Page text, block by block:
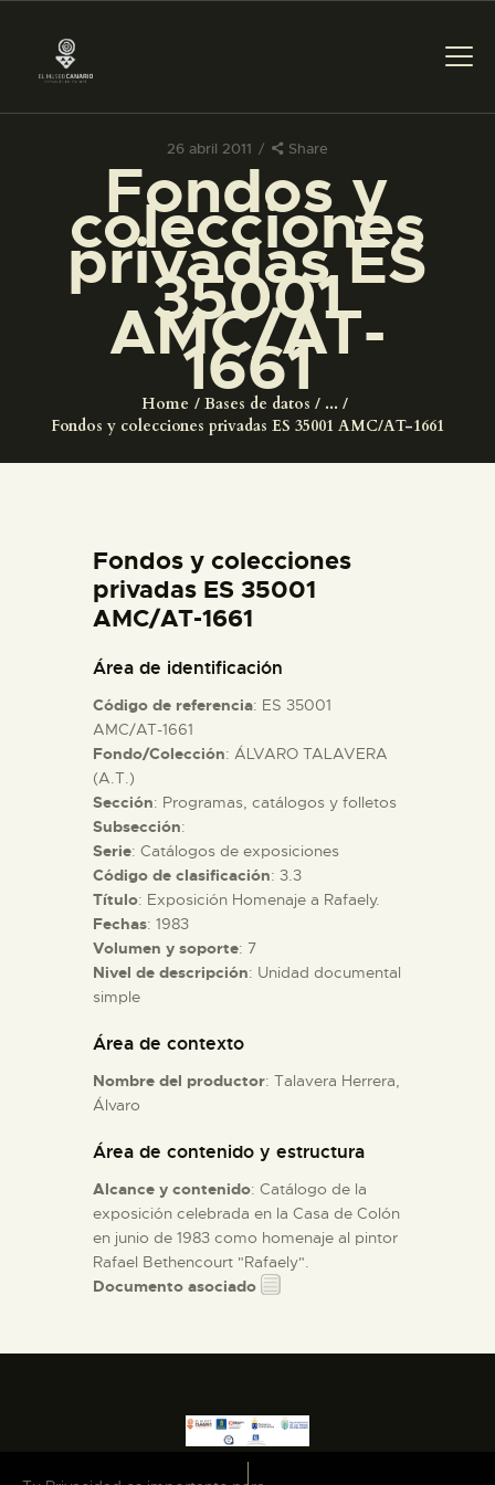
26 abril 2011 Share
Fondos y
colecciones
privadas ES
35001
AMC/AT-
1661
Home Bases de datos
...
Fondos y colecciones privadas ES 35001 AMC/AT-1661
PREPARAR LA VISITA
ACTIVIDADES
EL MUSEO
ESPAÑOL
ACTIVIDADES
█
EL MUSEO
COLECCIONES
DIDÁCTICA
ESPAÑOL
Fondos y colecciones
privadas ES 35001
AMC/AT-1661
Área de identificación
Código de referencia: ES 35001
AMC/AT-1661
Fondo/Colección: ÁLVARO TALAVERA
(A.T.)
Sección: Programas, catálogos y folletos
Subsección:
Serie: Catálogos de exposiciones
Código de clasificación: 3.3
Título: Exposición Homenaje a Rafaely.
Fechas: 1983
Volumen y soporte: 7
Nivel de descripción: Unidad documental
simple
Área de contexto
Nombre del productor: Talavera Herrera,
Álvaro
Área de contenido y estructura
Alcance y contenido: Catálogo de la
exposición celebrada en la Casa de Colón
en junio de 1983 como homenaje al pintor
Rafael Bethencourt "Rafaely".
Documento asociado